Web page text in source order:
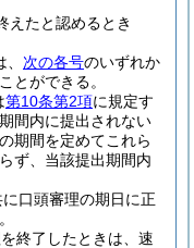
えたと認めるとき
次の各号のいずれか
とができる。
第10条第2項に規定す
間内に提出されない
期間を定めてこれら
ず、当該提出期間内
口頭審理の期日に正
終了したときは、速